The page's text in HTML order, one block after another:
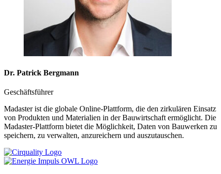
Dr. Patrick Bergmann
Geschäftsführer
Madaster ist die globale Online-Plattform, die den zirkulären Einsatz
von Produkten und Materialien in der Bauwirtschaft ermöglicht. Die
Madaster-Plattform bietet die Möglichkeit, Daten von Bauwerken zu
speichern, zu verwalten, anzureichern und auszutauschen.